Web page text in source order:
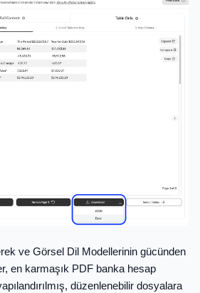
ve Görsel Dil Modellerinin gücünden
en karmaşık PDF banka hesap
düzenlenebilir dosyalara